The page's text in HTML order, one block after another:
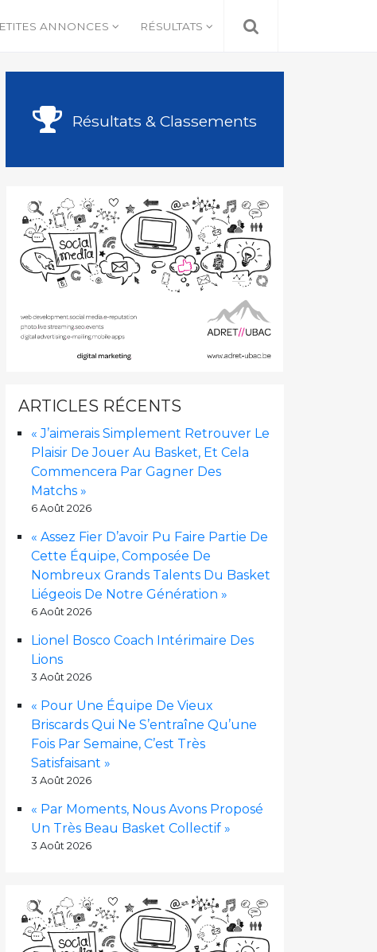
ANNONCES RÉSULTATS
Résultats & Classements
ARTICLES RÉCENTS
« J’aimerais Simplement Retrouver Le
Plaisir De Jouer Au Basket, Et Cela
Commencera Par Gagner Des
Matchs »
6 Août 2026
« Assez Fier D’avoir Pu Faire Partie De
Cette Équipe, Composée De
Nombreux Grands Talents Du Basket
Liégeois De Notre Génération »
6 Août 2026
Lionel Bosco Coach Intérimaire Des
Lions
3 Août 2026
« Pour Une Équipe De Vieux
Briscards Qui Ne S’entraîne Qu’une
Fois Par Semaine, C’est Très
Satisfaisant »
3 Août 2026
« Par Moments, Nous Avons Proposé
Un Très Beau Basket Collectif »
3 Août 2026